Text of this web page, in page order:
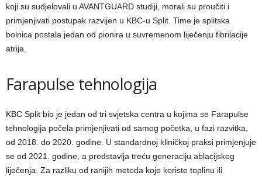
koji su sudjelovali u AVANTGUARD studiji, morali su proučiti i
primjenjivati postupak razvijen u KBC-u Split. Time je splitska
bolnica postala jedan od pionira u suvremenom liječenju fibrilacije
atrija.
Farapulse tehnologija
KBC Split bio je jedan od tri svjetska centra u kojima se Farapulse
tehnologija počela primjenjivati od samog početka, u fazi razvitka,
od 2018. do 2020. godine. U standardnoj kliničkoj praksi primjenjuje
se od 2021. godine, a predstavlja treću generaciju ablacijskog
liječenja. Za razliku od ranijih metoda koje koriste toplinu ili